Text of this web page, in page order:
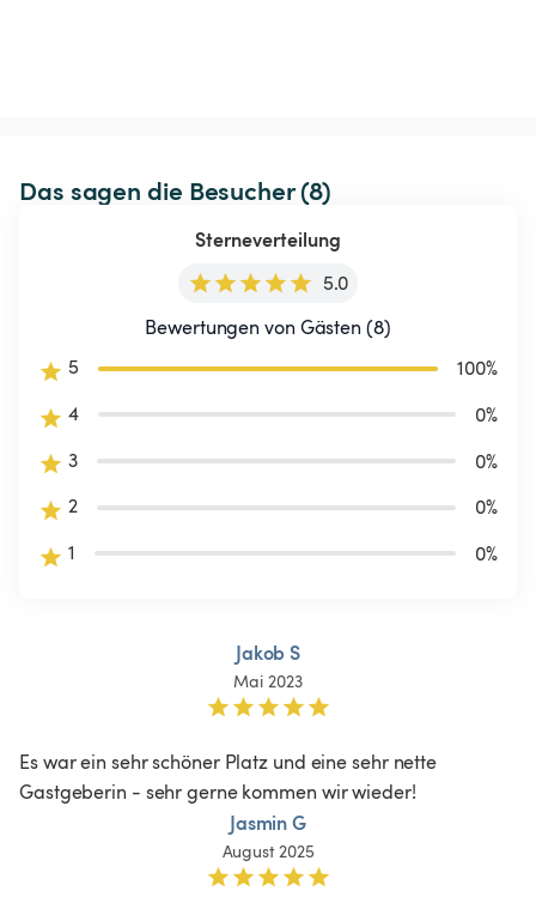
Das sagen die Besucher (8)
Sterneverteilung
5.0
Bewertungen von Gästen (8)
5
100%
4
0%
3
0%
2
0%
1
0%
Jakob S
Mai 2023
Es war ein sehr schöner Platz und eine sehr nette
Gastgeberin - sehr gerne kommen wir wieder!
Jasmin G
August 2025